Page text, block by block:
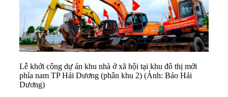
Lễ khởi công dự án khu nhà ở xã hội tại khu đô thị mới
phía nam TP Hải Dương (phân khu 2) (Ảnh: Báo Hải
Dương)